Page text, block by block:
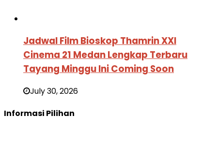
Jadwal Film Bioskop Thamrin XXI
Cinema 21 Medan Lengkap Terbaru
Tayang Minggu Ini Coming Soon
July 30, 2026
Informasi Pilihan